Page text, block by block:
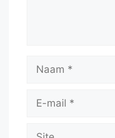
Naam
Site